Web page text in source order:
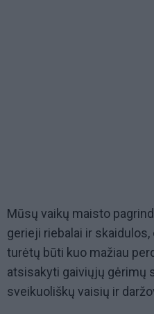
Mūsų vaikų maisto
gerieji riebalai ir skaidulos,
turėtų būti kuo mažiau
atsisakyti gaiviųjų gėrimų
sveikuoliškų vaisių ir